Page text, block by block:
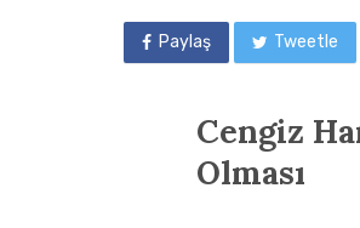
Paylaş Tweetle
Cengiz
Olması